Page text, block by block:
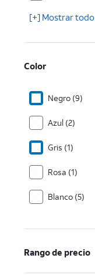
[+] Mostrar todo
Color
Negro (9)
Azul (2)
Gris (1)
Rosa (1)
Blanco (5)
Rango de precio